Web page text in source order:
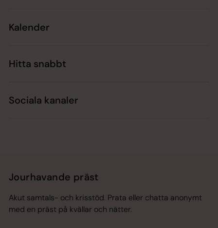
Kalender
Hitta snabbt
Sociala kanaler
Jourhavande präst
Akut samtals- och krisstöd. Prata eller chatta anonymt
med en präst på kvällar och nätter.